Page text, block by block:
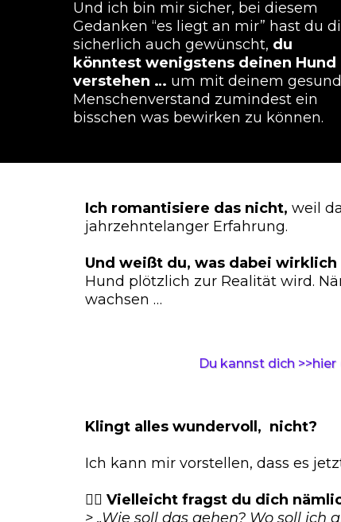
Und ich bin mir sicher, bei diesem
Gedanken “es liegt an mir” hast du
sicherlich auch gewünscht, du
könntest wenigstens deinen Hund
verstehen … um mit deinem
Menschenverstand zumindest ein
bisschen was bewirken zu können.
Ich romantisiere das nicht, weil
jahrzehntelanger Erfahrung.
Und weißt du, was dabei
Hund plötzlich zur Realität wird.
wachsen …
Du kannst dich
Klingt alles wundervoll, nicht?
Ich kann mir vorstellen, dass es
👉🏻 Vielleicht fragst du dich
> „Wie soll das gehen? Wo soll ich